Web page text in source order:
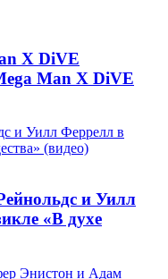
X DiVE
Man X DiVE
и Уилл Феррелл в
(видео)
и Уилл
«В духе
Энистон и Адам